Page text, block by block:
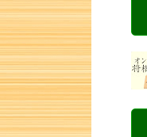
詰将棋 2手詰め・291